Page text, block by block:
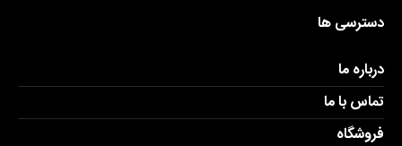
دسترسی ها
درباره ما
تماس با ما
فروشگاه